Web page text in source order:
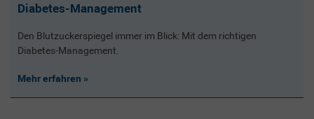
Diabetes-Management
Den Blutzuckerspiegel immer im Blick: Mit dem richtigen
Diabetes-Management.
Mehr erfahren